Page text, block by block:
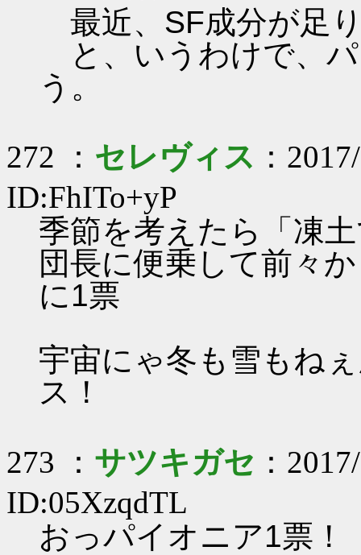
最近、SF成分が足
と、いうわけで、
う。
272 ： セレヴィス ：
ID:FhITo+yP
季節を考えたら「凍
団長に便乗して前々
に1票
宇宙にゃ冬も雪もね
ス！
273 ： サツキガセ ：
ID:05XzqdTL
おっパイオニア1票！